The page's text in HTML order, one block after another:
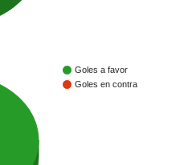
Goles a favor
Goles en contra